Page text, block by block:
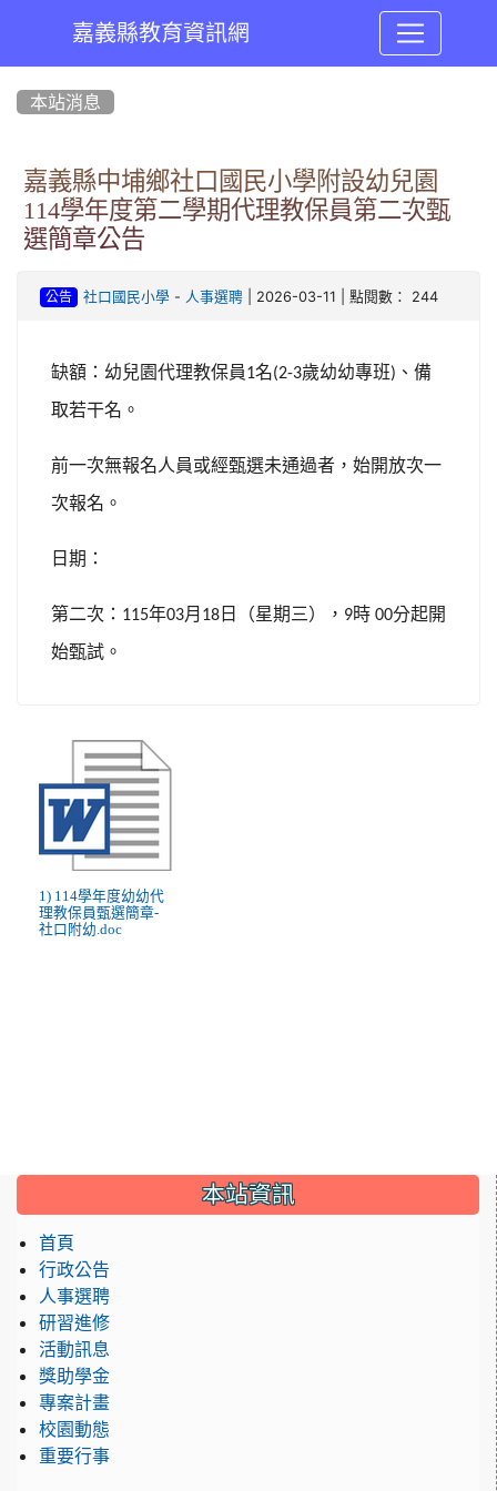
嘉義縣教育資訊網
本站消息
嘉義縣中埔鄉社口國民小學附設幼兒園
114學年度第二學期代理教保員第二次甄
選簡章公告
公告 社口國民小學- 人事選聘| 2026-03-11 | 點閱數： 244
缺額：幼兒園代理教保員1名(2-3歲幼幼專班) 、備
取若干名。
前一次無報名人員或經甄選未通過者，始開放次一
次報名。
日期：
第二次： 115年03月 18 日（星期三）， 9時 00分起開
始甄試。
1) 114學年度幼幼代
理教保員甄選簡章-
社口附幼.doc
::: 本站資訊
首頁
行政公告
人事選聘
研習進修
活動訊息
獎助學金
專案計畫
校園動態
重要行事